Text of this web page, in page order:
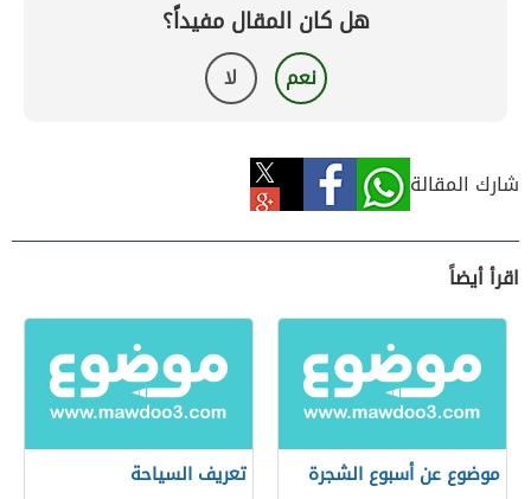
هل كان المقال مفيداً؟
نعم لا
شارك المقالة
اقرأ أيضاً
موضوع عن أسبوع الشجرة تعريف السياحة